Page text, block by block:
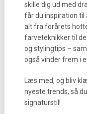
skille dig ud med
får du inspiration til
alt fra forårets
farveteknikker til
og stylingtips –
også vinder frem i
Læs med, og bliv
nyeste trends, så
signaturstil!